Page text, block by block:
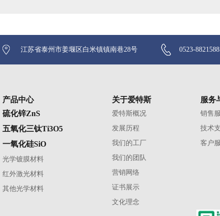
江苏省泰州市姜堰区白米镇镇南巷28号 0523-
产品中心
硫化锌ZnS
五氧化三钛Ti3O5
一氧化硅SiO
光学镀膜材料
红外激光材料
其他光学材料
关于爱特斯
爱特斯概况
发展历程
我们的工厂
我们的团队
营销网络
证书展示
文化理念
服务
销售
技术
客户